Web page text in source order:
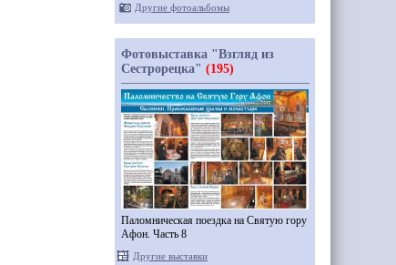
Другие фотоальбомы
Фотовыставка "Взгляд из
Сестрорецка" (195)
Паломническая поездка на Святую гору
Афон. Часть 8
Другие выставки